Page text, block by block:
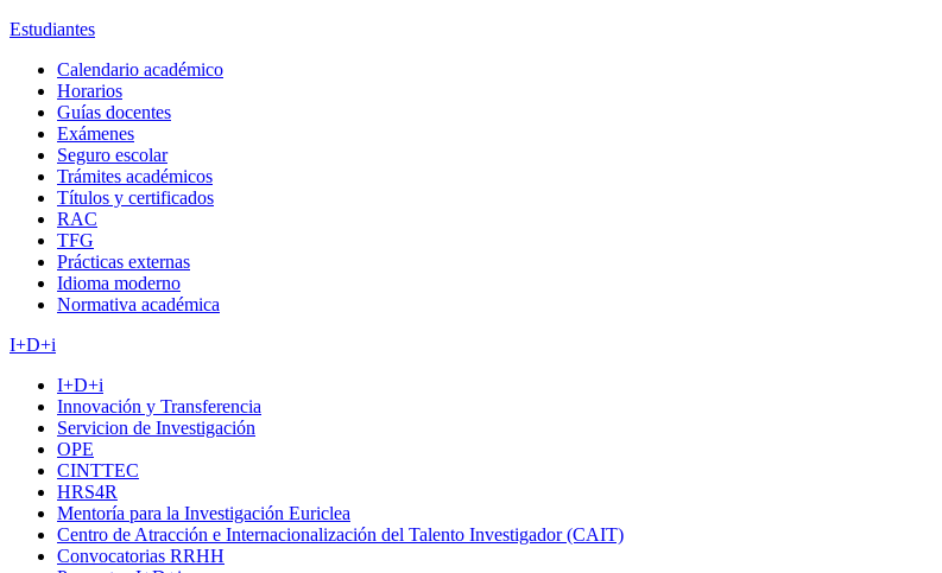
Estudiantes
Calendario académico
Horarios
Guías docentes
Exámenes
Seguro escolar
Trámites académicos
Títulos y certificados
RAC
TFG
Prácticas externas
Idioma moderno
Normativa académica
I+D+i
I+D+i
Innovación y Transferencia
Servicion de Investigación
OPE
CINTTEC
HRS4R
Mentoría para la Investigación Euriclea
Centro de Atracción e Internacionalización del Talento Investigador (CAIT)
Convocatorias RRHH